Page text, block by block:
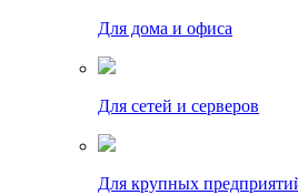
Для дома и офиса
Для сетей и серверов
Для крупных